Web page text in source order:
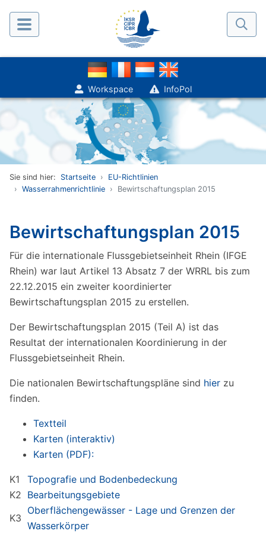
Workspace InfoPol
Sie sind hier: Startseite
EU-Richtlinien
Wasserrahmenrichtlinie
Bewirtschaftungsplan 2015
Bewirtschaftungsplan 2015
Für die internationale Flussgebietseinheit Rhein (IFGE
Rhein) war laut Artikel 13 Absatz 7 der WRRL bis zum
22.12.2015 ein zweiter koordinierter
Bewirtschaftungsplan 2015 zu erstellen.
Der Bewirtschaftungsplan 2015 (Teil A) ist das
Resultat der internationalen Koordinierung in der
Flussgebietseinheit Rhein.
Die nationalen Bewirtschaftungspläne sind hier zu
finden.
Textteil
Karten (interaktiv)
Karten (PDF):
K1
Topografie und Bodenbedeckung
K2 Bearbeitungsgebiete
K3
Oberflächengewässer - Lage und Grenzen der
Wasserkörper